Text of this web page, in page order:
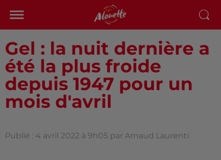
Gel : la nuit dernière a
été la plus froide
depuis 1947 pour un
mois d'avril
Publié : 4 avril 2022 à 9h05 par Arnaud Laurenti